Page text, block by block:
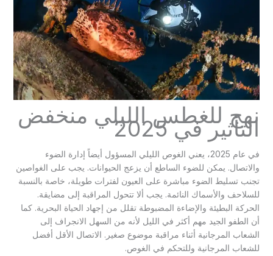
نهج للغطس الليلي منخفض
التأثير في 2025
في عام 2025، يعني الغوص الليلي المسؤول أيضاً إدارة الضوء
والاتصال. يمكن للضوء الساطع أن يزعج الحيوانات. يجب على الغواصين
تجنب تسليط الضوء مباشرة على العيون لفترات طويلة، خاصة بالنسبة
للسلاحف والأسماك النائمة. يجب ألا تتحول المراقبة إلى مضايقة.
الحركة البطيئة والإضاءة المضبوطة تقلل من إجهاد الحياة البحرية. كما
أن الطفو الجيد مهم أكثر في الليل لأنه من السهل الانجراف إلى
الشعاب المرجانية أثناء مراقبة موضوع صغير. الاتصال الأقل أفضل
للشعاب المرجانية وللتحكم في الغوص.